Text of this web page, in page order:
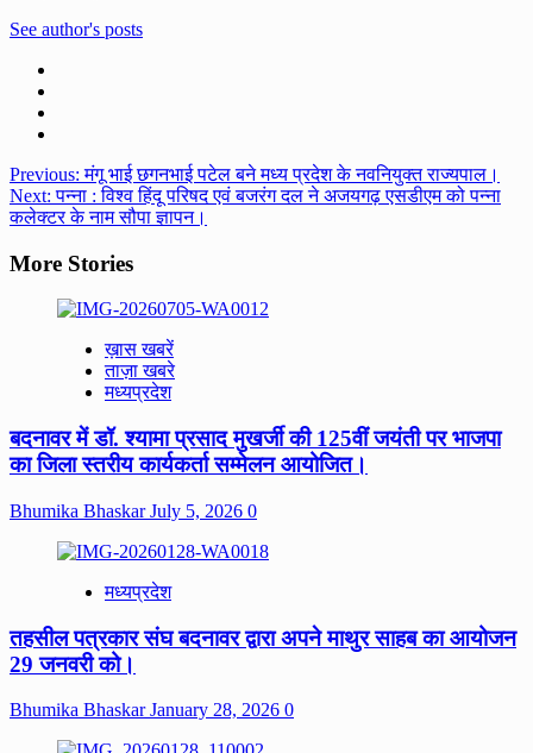
See author's posts
Post
navigation
Previous:मंगू भाई छगनभाई पटेल बने मध्य प्रदेश के नवनियुक्त राज्यपाल।
Next:पन्ना : विश्व हिंदू परिषद एवं बजरंग दल ने अजयगढ़ एसडीएम को पन्ना
कलेक्टर के नाम सौपा ज्ञापन।
More Stories
ख़ास खबरें
ताज़ा खबरे
मध्यप्रदेश
बदनावर में डॉ. श्यामा प्रसाद मुखर्जी की 125वीं जयंती पर भाजपा
का जिला स्तरीय कार्यकर्ता सम्मेलन आयोजित।
Bhumika BhaskarJuly 5, 2026 0
मध्यप्रदेश
तहसील पत्रकार संघ बदनावर द्वारा अपने माथुर साहब का आयोजन
29 जनवरी को।
Bhumika BhaskarJanuary 28, 2026 0